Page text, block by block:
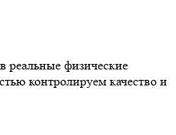
реальные физические
контролируем качество и